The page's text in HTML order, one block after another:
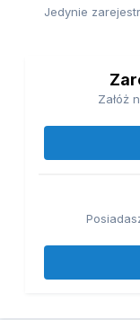
Jedynie
Załóż